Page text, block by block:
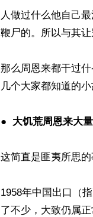
人做过什么他自己
鞭尸的。所以与其
那么周恩来都干过
几个大家都知道的
● 大饥荒周恩来大
这简直是匪夷所思
1958年中国出口（
了不少，大致仍属正